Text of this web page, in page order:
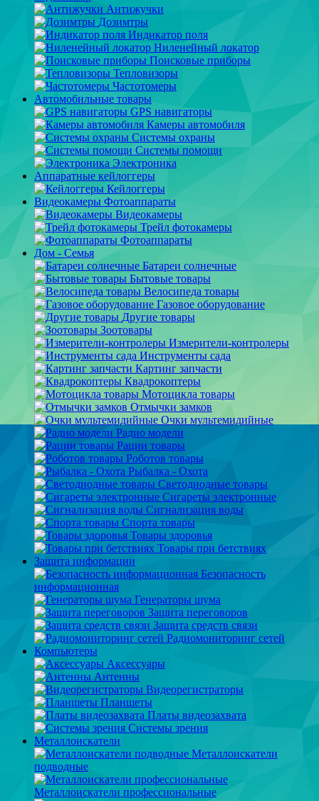
Антижучки
Дозимтры
Индикатор поля
Ниленейный локатор
Поисковые приборы
Тепловизоры
Частотомеры
Автомобильные товары
GPS навигаторы
Камеры автомобиля
Системы охраны
Системы помощи
Электроника
Аппаратные кейлоггеры
Кейлоггеры
Видеокамеры Фотоаппараты
Видеокамеры
Трейл фотокамеры
Фотоаппараты
Дом - Семья
Батареи солнечные
Бытовые товары
Велосипеда товары
Газовое оборудование
Другие товары
Зоотовары
Измерители-контролеры
Инструменты сада
Картинг запчасти
Квадрокоптеры
Мотоцикла товары
Отмычки замков
Очки мультемидийные
Радио модели
Рации товары
Роботов товары
Рыбалка - Охота
Светодиодные товары
Сигареты электронные
Сигнализация воды
Спорта товары
Товары здоровья
Товары при бетствиях
Защита информации
Безопасность
информационная
Генераторы шума
Защита переговоров
Защита средств связи
Радиомониторинг сетей
Компьютеры
Аксессуары
Антенны
Видеорегистраторы
Планшеты
Платы видеозахвата
Системы зрения
Металлоискатели
Металлоискатели
подводные
Металлоискатели профессиональные